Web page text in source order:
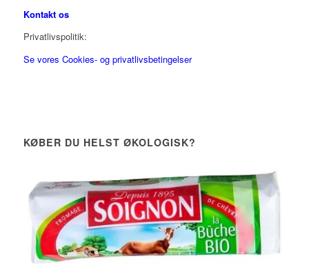
Kontakt os
Privatlivspolitik:
Se vores Cookies- og privatlivsbetingelser
KØBER DU HELST ØKOLOGISK?